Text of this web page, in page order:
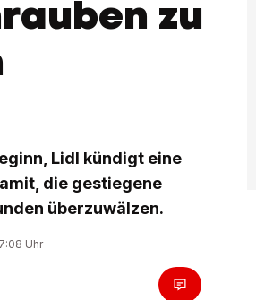
zu
Lidl kündigt eine
die gestiegene
überzuwälzen.
Uhr